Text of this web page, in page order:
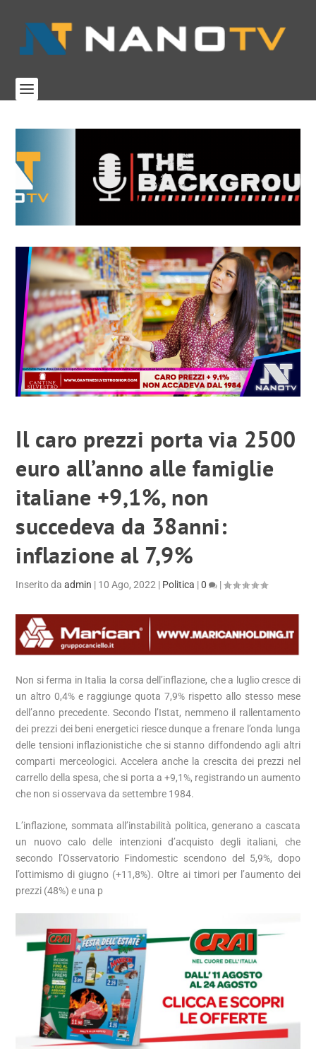
Il caro prezzi porta via 2500
euro all’anno alle famiglie
italiane +9,1%, non
succedeva da 38anni:
inflazione al 7,9%
Inserito daadmin | 10 Ago, 2022 | Politica |0 |
Non si ferma in Italia la corsa dell’inflazione, che a luglio cresce di
un altro 0,4% e raggiunge quota 7,9% rispetto allo stesso mese
dell’anno precedente. Secondo l’Istat, nemmeno il rallentamento
dei prezzi dei beni energetici riesce dunque a frenare l’onda lunga
delle tensioni inflazionistiche che si stanno diffondendo agli altri
comparti merceologici. Accelera anche la crescita dei prezzi nel
carrello della spesa, che si porta a +9,1%, registrando un aumento
che non si osservava da settembre 1984.
L’inflazione, sommata all’instabilità politica, generano a cascata
un nuovo calo delle intenzioni d’acquisto degli italiani, che
secondo l’Osservatorio Findomestic scendono del 5,9%, dopo
l’ottimismo di giugno (+11,8%). Oltre ai timori per l’aumento dei
prezzi (48%) e una p